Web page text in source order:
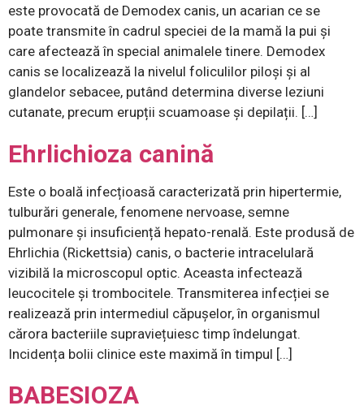
este provocată de Demodex canis, un acarian ce se
poate transmite în cadrul speciei de la mamă la pui și
care afectează în special animalele tinere. Demodex
canis se localizează la nivelul foliculilor piloși și al
glandelor sebacee, putând determina diverse leziuni
cutanate, precum erupții scuamoase și depilații. […]
Ehrlichioza canină
Este o boală infecțioasă caracterizată prin hipertermie,
tulburări generale, fenomene nervoase, semne
pulmonare și insuficiență hepato-renală. Este produsă de
Ehrlichia (Rickettsia) canis, o bacterie intracelulară
vizibilă la microscopul optic. Aceasta infectează
leucocitele și trombocitele. Transmiterea infecției se
realizează prin intermediul căpușelor, în organismul
cărora bacteriile supraviețuiesc timp îndelungat.
Incidența bolii clinice este maximă în timpul […]
BABESIOZA